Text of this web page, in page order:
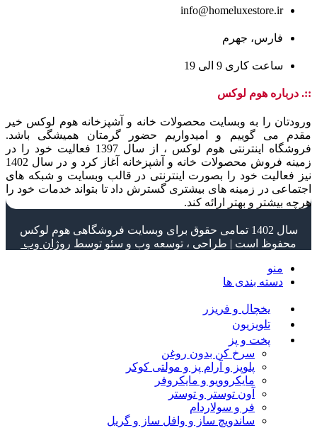
info@homeluxestore.ir
فارس، جهرم
ساعت کاری 9 الی 19
::. درباره هوم لوکس
ورودتان را به وبسایت محصولات خانه و آشپزخانه هوم لوکس خیر
مقدم می گوییم و امیدواریم حضور گرمتان همیشگی باشد.
فروشگاه اینترنتی هوم لوکس ، از سال 1397 فعالیت خود را در
زمینه فروش محصولات خانه و آشپزخانه آغاز کرد و در سال 1402
نیز فعالیت خود را بصورت اینترنتی در قالب وبسایت و شبکه های
اجتماعی در زمینه های بیشتری گسترش داد تا بتواند خدمات خود را
هرچه بیشتر و بهتر ارائه کند.
سال 1402 تمامی حقوق برای وبسایت فروشگاهی هوم لوکس
محفوظ است | طراحی ، توسعه وب و سئو توسط روژان وب
منو
دسته بندی ها
یخچال و فریزر
تلویزیون
پخت و پز
سرخ کن بدون روغن
پلوپز و آرام پز و مولتی کوکر
مایکروویو و مایکروفر
آون توستر و توستر
فر و سولاردام
ساندویچ ساز و وافل ساز و گریل